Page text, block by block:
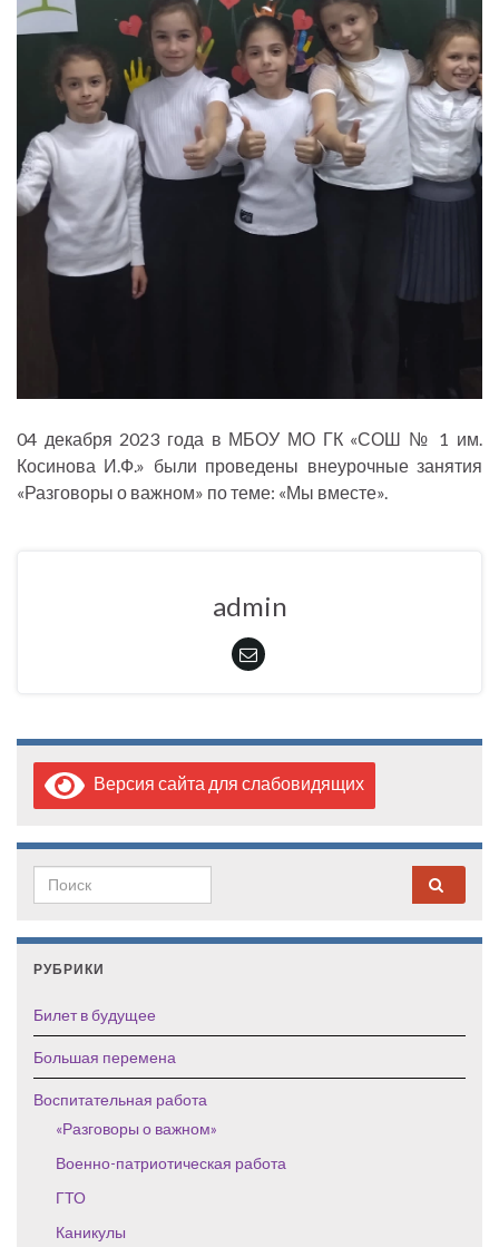
04 декабря 2023 года в МБОУ МО ГК «СОШ № 1 им.
Косинова И.Ф.» были проведены внеурочные занятия
«Разговоры о важном» по теме: «Мы вместе».
admin
Версия сайта для слабовидящих
Search for:
РУБРИКИ
Билет в будущее
Большая перемена
Воспитательная работа
«Разговоры о важном»
Военно-патриотическая работа
ГТО
Каникулы